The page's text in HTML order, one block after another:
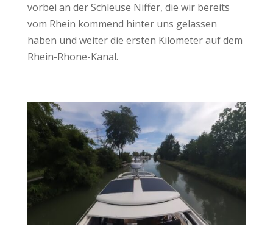
vorbei an der Schleuse Niffer, die wir bereits
vom Rhein kommend hinter uns gelassen
haben und weiter die ersten Kilometer auf dem
Rhein-Rhone-Kanal.